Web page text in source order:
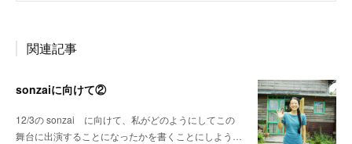
関連記事
sonzaiに向けて②
12/3の sonzai に向けて、私がどのようにしてこの
舞台に出演することになったかを書くことにしよう…